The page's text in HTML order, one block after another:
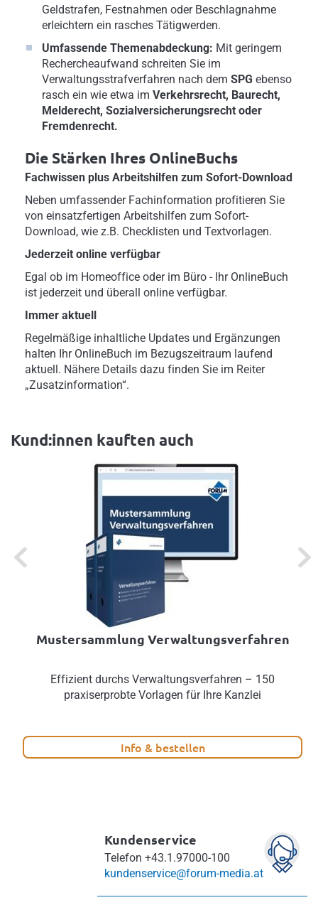
Geldstrafen, Festnahmen oder Beschlagnahme
erleichtern ein rasches Tätigwerden.
Umfassende Themenabdeckung: Mit geringem
Rechercheaufwand schreiten Sie im
Verwaltungsstrafverfahren nach dem SPG ebenso
rasch ein wie etwa im Verkehrsrecht, Baurecht,
Melderecht, Sozialversicherungsrecht oder
Fremdenrecht.
Die Stärken Ihres OnlineBuchs
Fachwissen plus Arbeitshilfen zum Sofort-Download
Neben umfassender Fachinformation profitieren Sie
von einsatzfertigen Arbeitshilfen zum Sofort-
Download, wie z.B. Checklisten und Textvorlagen.
Jederzeit online verfügbar
Egal ob im Homeoffice oder im Büro - Ihr OnlineBuch
ist jederzeit und überall online verfügbar.
Immer aktuell
Regelmäßige inhaltliche Updates und Ergänzungen
halten Ihr OnlineBuch im Bezugszeitraum laufend
aktuell. Nähere Details dazu finden Sie im Reiter
„Zusatzinformation“.
Kund:innen kauften auch
Previous Next
Mustersammlung Verwaltungsverfahren
Effizient durchs Verwaltungsverfahren – 150
praxiserprobte Vorlagen für Ihre Kanzlei
Info & bestellen
Kundenservice
Telefon +43.1.97000-100
kundenservice@forum-media.at